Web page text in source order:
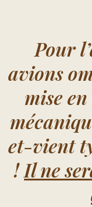
Pour
avions
mise
et-vient
!Il ne